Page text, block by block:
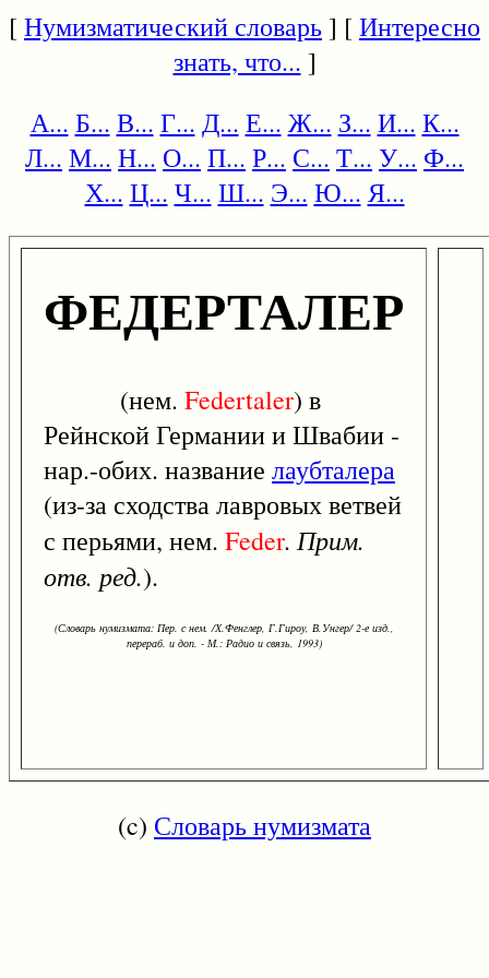
[Нумизматический словарь] [Интересно
знать, что... ]
А... Б... В... Г... Д... Е... Ж... З... И... К...
Л... М... Н... О... П... Р... С... Т... У... Ф...
Х... Ц... Ч... Ш... Э... Ю... Я...
ФЕДЕРТАЛЕР
(нем. Federtaler) в
Рейнской Германии и Швабии -
нар.-обих. название лаубталера
(из-за сходства лавровых ветвей
с перьями, нем. Feder. Прим.
отв. ред.).
(Словарь нумизмата: Пер. с нем. /Х.Фенглер, Г.Гироу, В.Унгер/ 2-е изд.,
перераб. и доп. - М.: Радио и связь, 1993)
(c) Словарь нумизмата